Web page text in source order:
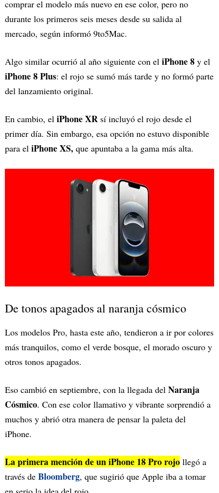
comprar el modelo más nuevo en ese color, pero no
durante los primeros seis meses desde su salida al
mercado, según informó 9to5Mac.
Algo similar ocurrió al año siguiente con el iPhone 8 y el
iPhone 8 Plus: el rojo se sumó más tarde y no formó parte
del lanzamiento original.
En cambio, el iPhone XR sí incluyó el rojo desde el
primer día. Sin embargo, esa opción no estuvo disponible
para el iPhone XS, que apuntaba a la gama más alta.
De tonos apagados al naranja cósmico
Los modelos Pro, hasta este año, tendieron a ir por colores
más tranquilos, como el verde bosque, el morado oscuro y
otros tonos apagados.
Eso cambió en septiembre, con la llegada del Naranja
Cósmico. Con ese color llamativo y vibrante sorprendió a
muchos y abrió otra manera de pensar la paleta del
iPhone.
La primera mención de un iPhone 18 Pro rojo llegó a
través de Bloomberg, que sugirió que Apple iba a tomar